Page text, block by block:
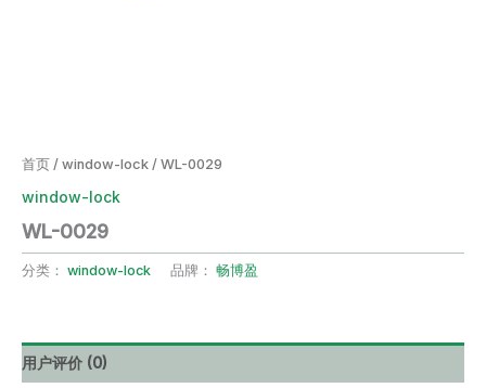
首页 / window-lock / WL-0029
window-lock
WL-0029
分类： window-lock 品牌： 畅博盈
用户评价 (0)